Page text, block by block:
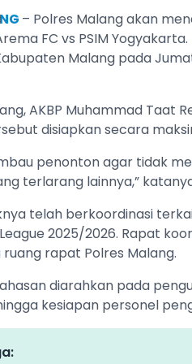
– Polres Malang akan
FC vs PSIM
Malang pada
AKBP Muhammad Taat
disiapkan secara
penonton agar tidak
terlarang lainnya,”
telah berkoordinasi
2025/2026. Rapat
ruang rapat Polres Malang.
diarahkan pada
kesiapan personel